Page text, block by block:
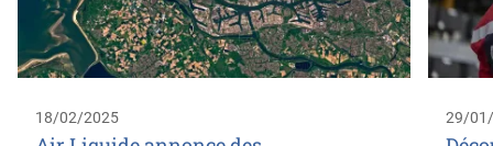
18/02/2025 29/